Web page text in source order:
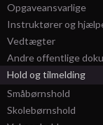
Opgaveansvarlige
Instruktører og
Vedtægter
Andre offentlige
Hold og tilmelding
Småbørnshold
Skolebørnshold